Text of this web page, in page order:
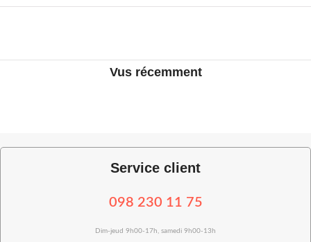
Vus récemment
Service client
098 230 11 75
Dim-jeud 9h00-17h, samedi 9h00-13h